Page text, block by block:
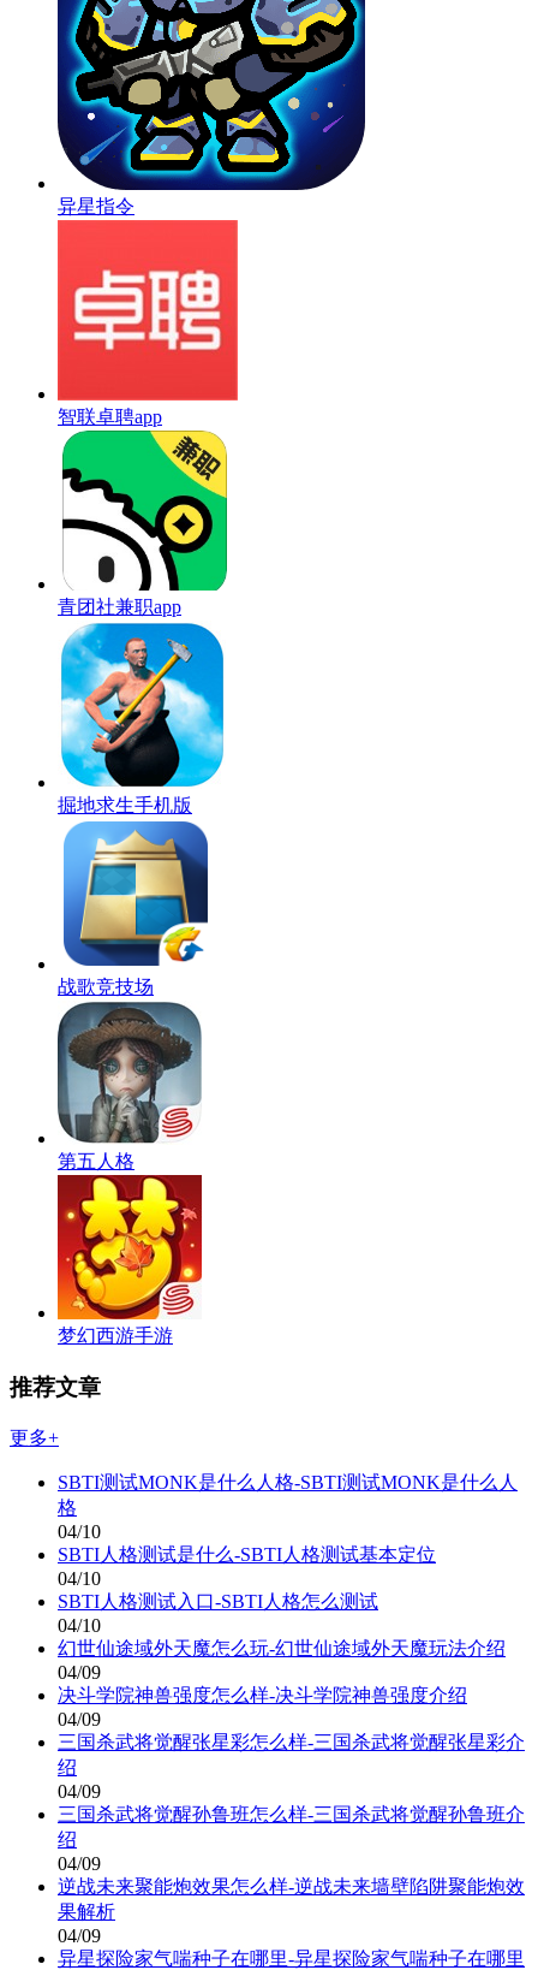
异星指令
智联卓聘app
青团社兼职app
掘地求生手机版
战歌竞技场
第五人格
梦幻西游手游
推荐文章
更多+
SBTI测试MONK是什么人格-SBTI测试MONK是什么人
格
04/10
SBTI人格测试是什么-SBTI人格测试基本定位
04/10
SBTI人格测试入口-SBTI人格怎么测试
04/10
幻世仙途域外天魔怎么玩-幻世仙途域外天魔玩法介绍
04/09
决斗学院神兽强度怎么样-决斗学院神兽强度介绍
04/09
三国杀武将觉醒张星彩怎么样-三国杀武将觉醒张星彩介
绍
04/09
三国杀武将觉醒孙鲁班怎么样-三国杀武将觉醒孙鲁班介
绍
04/09
逆战未来聚能炮效果怎么样-逆战未来墙壁陷阱聚能炮效
果解析
04/09
异星探险家气喘种子在哪里-异星探险家气喘种子在哪里